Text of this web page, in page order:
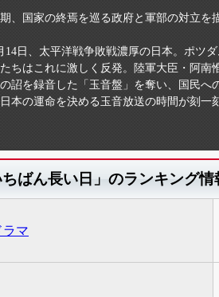
期、国家の終焉を巡る政府と軍部の対立
14日、太平洋戦争敗戦濃厚の日本。ポツ
ちはこれに激しく反発。陸軍大臣・阿
詔を録音した「玉音盤」を奪い、国民
本の運命を決める玉音放送の時間が刻
ちばん長い日」のランキング情
ラマ